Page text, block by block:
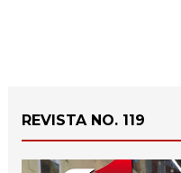
REVISTA NO. 119